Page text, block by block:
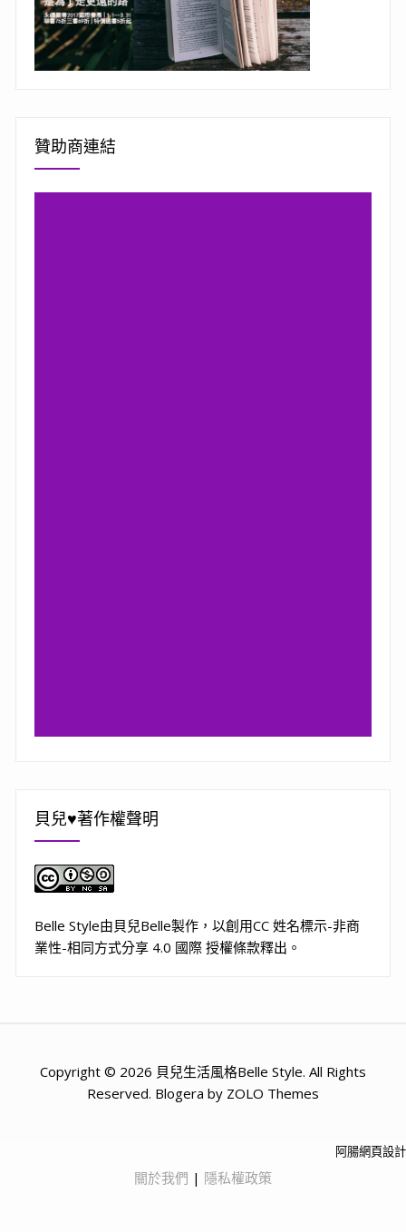
贊助商連結
貝兒♥著作權聲明
Belle Style由貝兒Belle製作，以創用CC 姓名標示-非商
業性-相同方式分享 4.0 國際 授權條款釋出。
Copyright © 2026 貝兒生活風格Belle Style. All Rights
Reserved. Blogera by ZOLO Themes
阿腸網頁設計
關於我們 | 隱私權政策